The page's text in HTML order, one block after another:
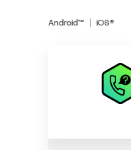
Android™ iOS®